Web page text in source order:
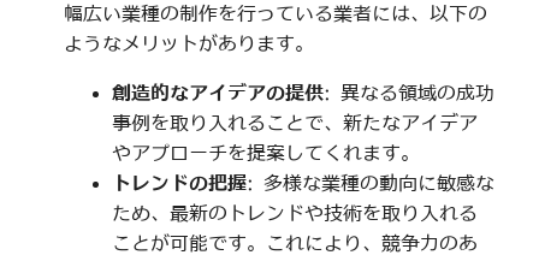
幅広い業種の制作を行っている業者には、以下の
ようなメリットがあります。
創造的なアイデアの提供: 異なる領域の成功
事例を取り入れることで、新たなアイデア
やアプローチを提案してくれます。
トレンドの把握: 多様な業種の動向に敏感な
ため、最新のトレンドや技術を取り入れる
ことが可能です。これにより、競争力のあ